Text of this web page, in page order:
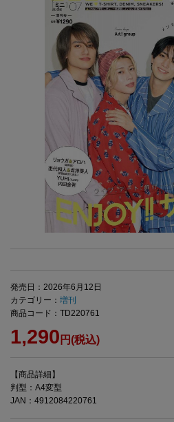
発売日：2026年6月12日
カテゴリー： 増刊
商品コード：TD220761
1,290 円(税込)
【商品詳細】
判型：A4変型
JAN：4912084220761